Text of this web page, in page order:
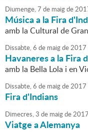
Diumenge,7 de maigde
Música a la Fira
amb la Cultural de
Dissabte,6 de maigde2017
Havaneres a la Fira
amb la Bella Lola i en
Dissabte,6 de maigde2017
Fira d'Indians
Dimecres,3 de maigde2017
Viatge a Alemanya